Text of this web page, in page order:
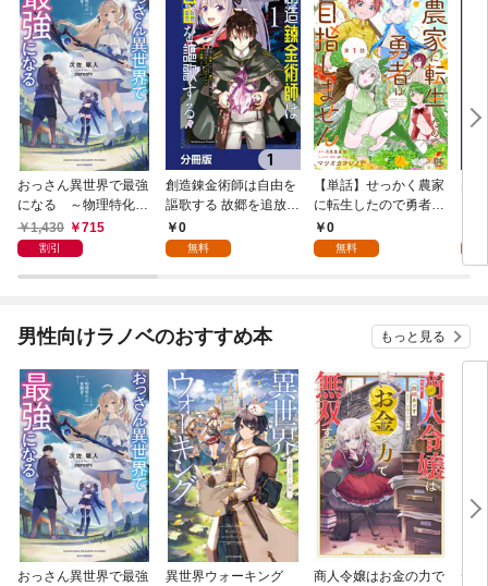
おっさん異世界で最強
になる ～物理特化の
覚醒者～
1,430 715
割引
創造錬金術師は自由を
謳歌する 故郷を追放さ
れたら、魔王のお膝元
で超絶効果のマジック
0
無料
【単話】せっかく農家
に転生したので勇者は
目指しません【第1
話】
0
無料
男性向けラノベのおすすめ本 もっと見る
おっさん異世界で最強
異世界ウォーキング
商人令嬢はお金の力で
デ